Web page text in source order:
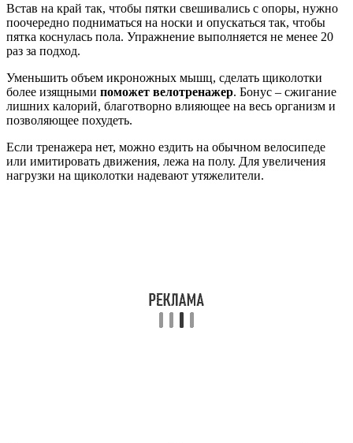
Встав на край так, чтобы пятки свешивались с опоры, нужно
поочередно подниматься на носки и опускаться так, чтобы
пятка коснулась пола. Упражнение выполняется не менее 20
раз за подход.
Уменьшить объем икроножных мышц, сделать щиколотки
более изящными поможет велотренажер. Бонус – сжигание
лишних калорий, благотворно влияющее на весь организм и
позволяющее похудеть.
Если тренажера нет, можно ездить на обычном велосипеде
или имитировать движения, лежа на полу. Для увеличения
нагрузки на щиколотки надевают утяжелители.